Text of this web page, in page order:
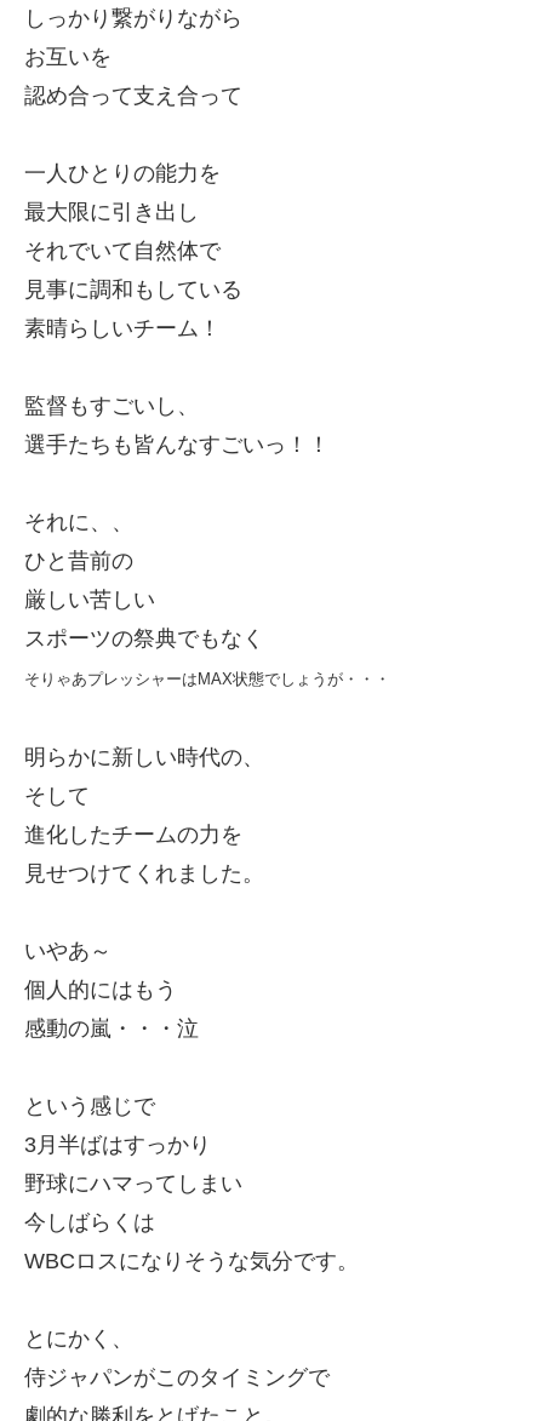
しっかり繋がりながら
お互いを
認め合って支え合って
一人ひとりの能力を
最大限に引き出し
それでいて自然体で
見事に調和もしている
素晴らしいチーム！
監督もすごいし、
選手たちも皆んなすごいっ！！
それに、、
ひと昔前の
厳しい苦しい
スポーツの祭典でもなく
そりゃあプレッシャーはMAX状態でしょうが・・・
明らかに新しい時代の、
そして
進化したチームの力を
見せつけてくれました。
いやあ～
個人的にはもう
感動の嵐・・・泣
という感じで
3月半ばはすっかり
野球にハマってしまい
今しばらくは
WBCロスになりそうな気分です。
とにかく、
侍ジャパンがこのタイミングで